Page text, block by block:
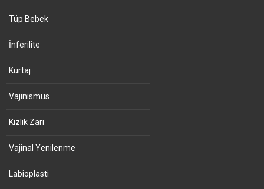
Tüp Bebek
İnferilite
Kürtaj
Vajinismus
Kızlık Zarı
Vajinal Yenilenme
Labioplasti